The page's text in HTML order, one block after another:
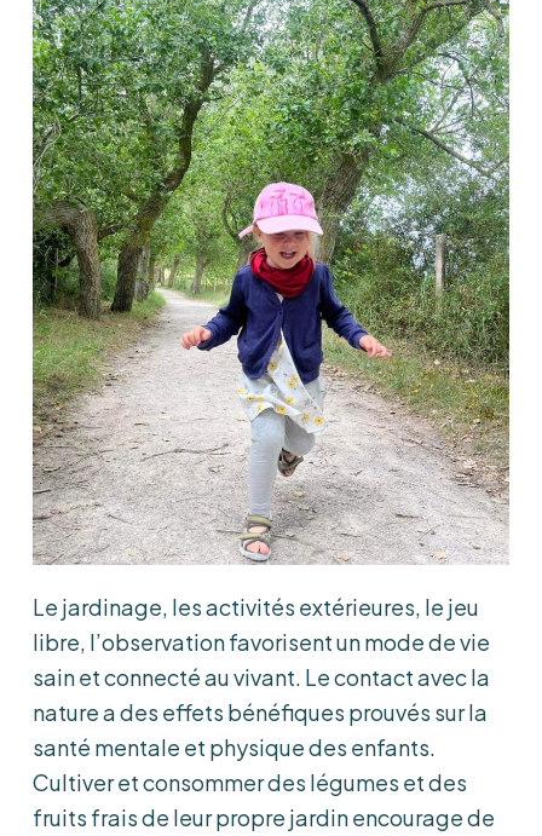
Le jardinage, les activités extérieures, le jeu
libre, l’observation favorisent un mode de vie
sain et connecté au vivant. Le contact avec la
nature a des effets bénéfiques prouvés sur la
santé mentale et physique des enfants.
Cultiver et consommer des légumes et des
fruits frais de leur propre jardin encourage de